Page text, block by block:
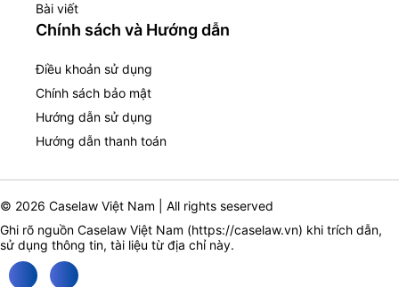
Bài viết
Chính sách và Hướng dẫn
Điều khoản sử dụng
Chính sách bảo mật
Hướng dẫn sử dụng
Hướng dẫn thanh toán
© 2026 Caselaw Việt Nam | All rights seserved
Ghi rõ nguồn Caselaw Việt Nam (https://caselaw.vn) khi trích dẫn,
sử dụng thông tin, tài liệu từ địa chỉ này.